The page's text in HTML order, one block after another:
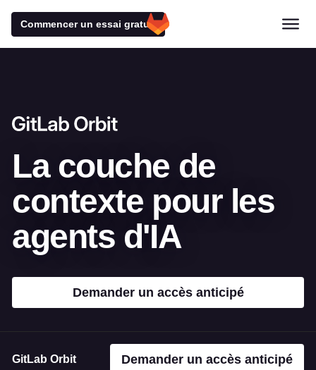
Commencer un essai gratuit
La couche de
contexte pour les
agents d'IA
Demander un accès anticipé
GitLab Orbit Demander un accès anticipé